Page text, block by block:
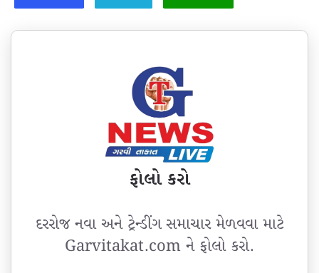
ફોલો કરો
દરરોજ નવા અને ટ્રેન્ડીંગ સમાચાર મેળવવા માટે
Garvitakat.com ને ફોલો કરો.